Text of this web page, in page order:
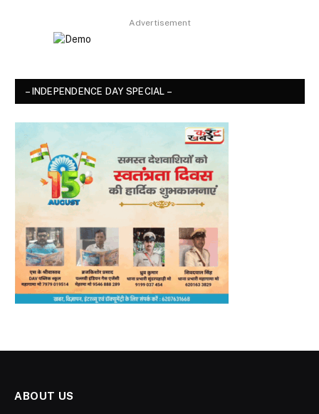
Advertisement
– INDEPENDENCE DAY SPECIAL –
ABOUT US